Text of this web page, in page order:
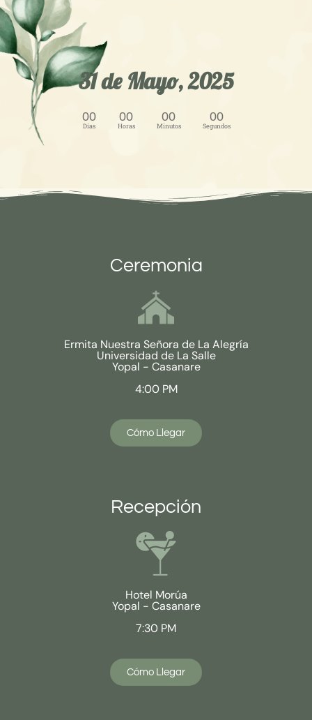
31 de Mayo, 2025
00
Días
00
Horas
00
Minutos
00
Segundos
Ceremonia
Ermita Nuestra Señora de La Alegría
Universidad de La Salle
Yopal - Casanare
4:00 PM
Cómo Llegar
Recepción
Hotel Morúa
Yopal - Casanare
7:30 PM
Cómo Llegar